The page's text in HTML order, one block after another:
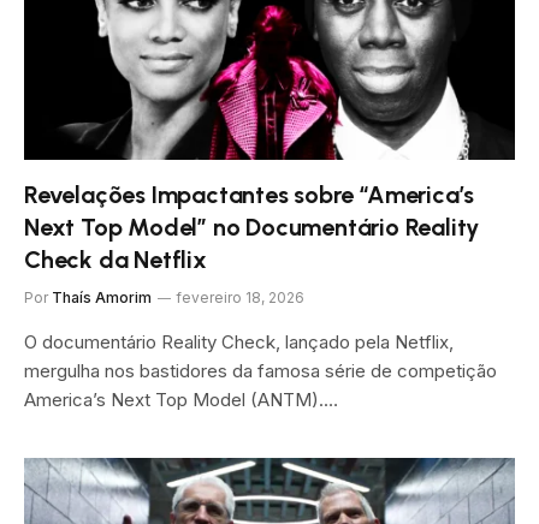
Revelações Impactantes sobre “America’s
Next Top Model” no Documentário Reality
Check da Netflix
Por Thaís Amorim fevereiro 18, 2026
O documentário Reality Check, lançado pela Netflix,
mergulha nos bastidores da famosa série de competição
America’s Next Top Model (ANTM).…